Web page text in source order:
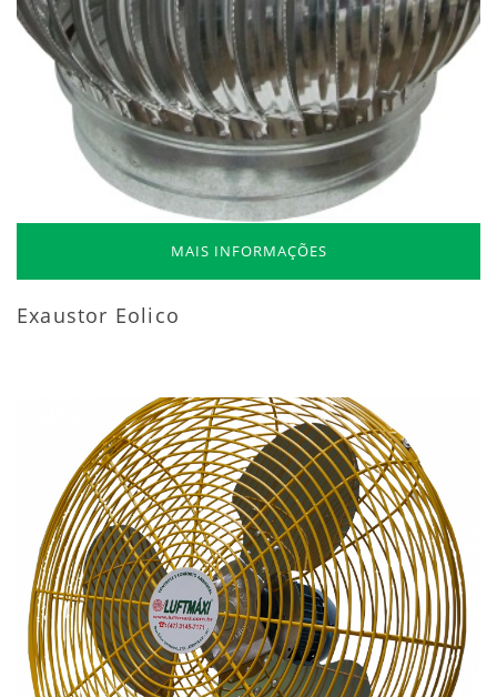
MAIS INFORMAÇÕES
Exaustor Eolico